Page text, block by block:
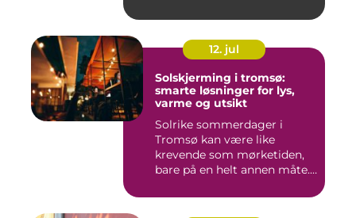
12. jul
Solskjerming i tromsø:
smarte løsninger for lys,
varme og utsikt
Solrike sommerdager i
Tromsø kan være like
krevende som mørketiden,
bare på en helt annen måte.